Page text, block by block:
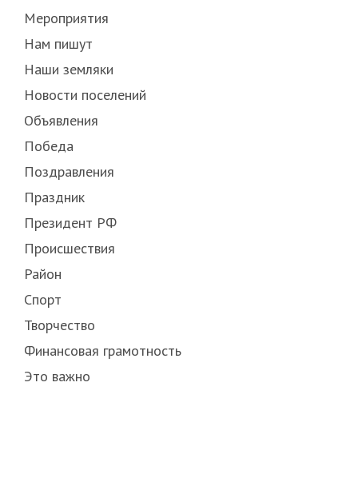
Мероприятия
Нам пишут
Наши земляки
Новости поселений
Объявления
Победа
Поздравления
Праздник
Президент РФ
Происшествия
Район
Спорт
Творчество
Финансовая грамотность
Это важно